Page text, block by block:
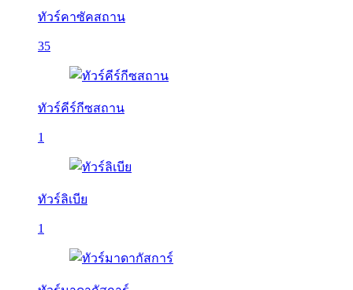
ทัวร์คาซัคสถาน
35
ทัวร์คีร์กีซสถาน
1
ทัวร์ลิเบีย
1